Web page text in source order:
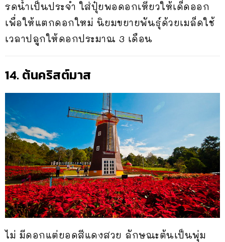
รดน้ำเป็นประจำ ใส่ปุ๋ยพอดอกเหี่ยวให้เด็ดออก
เพื่อให้แตกดอกใหม่ นิยมขยายพันธุ์ด้วยเมล็ดใช้
เวลาปลูกให้ดอกประมาณ 3 เดือน
14. ต้นคริสต์มาส
ไม่ มีดอกแต่ยอดสีแดงสวย ลักษณะต้นเป็นพุ่ม